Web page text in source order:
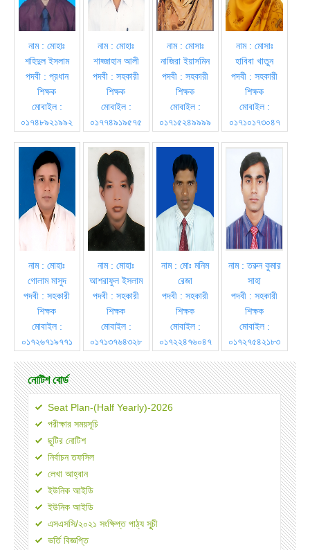
নাম : মোহাঃ
শহিদুল ইসলাম
পদবী : প্রধান
শিক্ষক
মোবাইল :
০১৭৪৮৯২১৯৯২
নাম : মোহাঃ
শাহ্জাহান আলী
পদবী : সহকারী
শিক্ষক
মোবাইল :
০১৭৭৪৯১৯৫৭৫
নাম : মোসাঃ
নাজিরা ইয়াসমিন
পদবী : সহকারী
শিক্ষক
মোবাইল :
০১৭১৫২৪৯৯৯৯
নাম : মোসাঃ
হাবিবা খাতুন
পদবী : সহকারী
শিক্ষক
মোবাইল :
০১৭১০১৭৩০৪৭
নাম : মোহাঃ
গোলাম মাসুদ
পদবী : সহকারী
শিক্ষক
মোবাইল :
০১৭২৬৭১৯৭৭১
নাম : মোহাঃ
আশরাফুল ইসলাম
পদবী : সহকারী
শিক্ষক
মোবাইল :
০১৭১৩৭৬৪৩২৮
নাম : মোঃ মনিম
রেজা
পদবী : সহকারী
শিক্ষক
মোবাইল :
০১৭২২৪৭৬০৪৭
নাম : তরুন কুমার
সাহা
পদবী : সহকারী
শিক্ষক
মোবাইল :
০১৭২৭৫৪২১৮৩
নোটিশ বোর্ড
Seat Plan-(Half Yearly)-2026
পরীক্ষার সময়সূচি
ছুটির নোটিশ
নির্বাচন তফসিল
লেখা আহ্বান
ইউনিক আইডি
ইউনিক আইডি
এসএসসি/২০২১ সংক্ষিপ্ত পাঠ্য সূূচী
ভর্তি বিজ্ঞপ্তি